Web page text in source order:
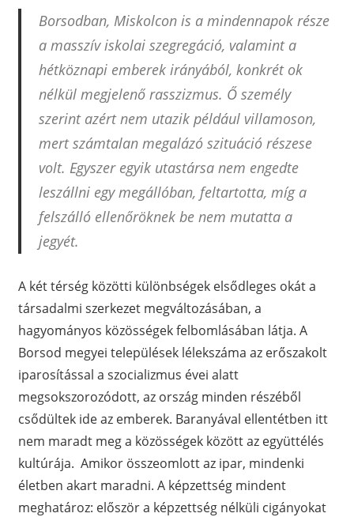
Borsodban, Miskolcon is a mindennapok része
a masszív iskolai szegregáció, valamint a
hétköznapi emberek irányából, konkrét ok
nélkül megjelenő rasszizmus. Ő személy
szerint azért nem utazik például villamoson,
mert számtalan megalázó szituáció részese
volt. Egyszer egyik utastársa nem engedte
leszállni egy megállóban, feltartotta, míg a
felszálló ellenőröknek be nem mutatta a
jegyét.
A két térség közötti különbségek elsődleges okát a
társadalmi szerkezet megváltozásában, a
hagyományos közösségek felbomlásában látja. A
Borsod megyei települések lélekszáma az erőszakolt
iparosítással a szocializmus évei alatt
megsokszorozódott, az ország minden részéből
csődültek ide az emberek. Baranyával ellentétben itt
nem maradt meg a közösségek között az együttélés
kultúrája. Amikor összeomlott az ipar, mindenki
életben akart maradni. A képzettség mindent
meghatároz: először a képzettség nélküli cigányokat